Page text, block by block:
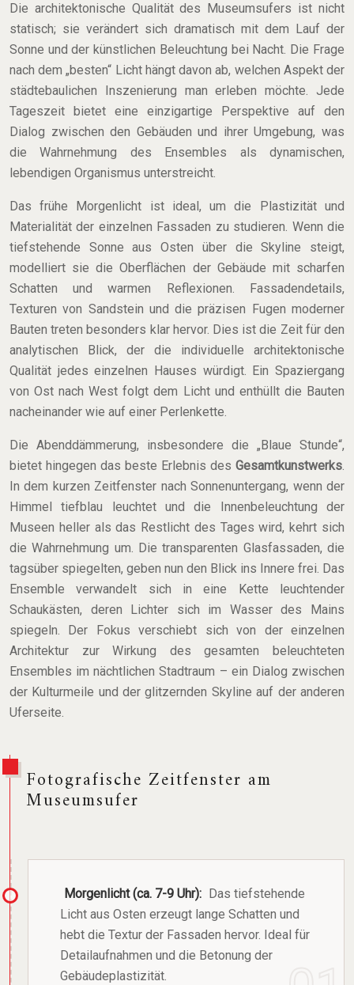
Die architektonische Qualität des Museumsufers ist nicht
statisch; sie verändert sich dramatisch mit dem Lauf der
Sonne und der künstlichen Beleuchtung bei Nacht. Die Frage
nach dem „besten“ Licht hängt davon ab, welchen Aspekt der
städtebaulichen Inszenierung man erleben möchte. Jede
Tageszeit bietet eine einzigartige Perspektive auf den
Dialog zwischen den Gebäuden und ihrer Umgebung, was
die Wahrnehmung des Ensembles als dynamischen,
lebendigen Organismus unterstreicht.
Das frühe Morgenlicht ist ideal, um die Plastizität und
Materialität der einzelnen Fassaden zu studieren. Wenn die
tiefstehende Sonne aus Osten über die Skyline steigt,
modelliert sie die Oberflächen der Gebäude mit scharfen
Schatten und warmen Reflexionen. Fassadendetails,
Texturen von Sandstein und die präzisen Fugen moderner
Bauten treten besonders klar hervor. Dies ist die Zeit für den
analytischen Blick, der die individuelle architektonische
Qualität jedes einzelnen Hauses würdigt. Ein Spaziergang
von Ost nach West folgt dem Licht und enthüllt die Bauten
nacheinander wie auf einer Perlenkette.
Die Abenddämmerung, insbesondere die „Blaue Stunde“,
bietet hingegen das beste Erlebnis des Gesamtkunstwerks.
In dem kurzen Zeitfenster nach Sonnenuntergang, wenn der
Himmel tiefblau leuchtet und die Innenbeleuchtung der
Museen heller als das Restlicht des Tages wird, kehrt sich
die Wahrnehmung um. Die transparenten Glasfassaden, die
tagsüber spiegelten, geben nun den Blick ins Innere frei. Das
Ensemble verwandelt sich in eine Kette leuchtender
Schaukästen, deren Lichter sich im Wasser des Mains
spiegeln. Der Fokus verschiebt sich von der einzelnen
Architektur zur Wirkung des gesamten beleuchteten
Ensembles im nächtlichen Stadtraum – ein Dialog zwischen
der Kulturmeile und der glitzernden Skyline auf der anderen
Uferseite.
Fotografische Zeitfenster am
Museumsufer
Morgenlicht (ca. 7-9 Uhr):
Das tiefstehende
Licht aus Osten erzeugt lange Schatten und
hebt die Textur der Fassaden hervor. Ideal für
Detailaufnahmen und die Betonung der
Gebäudeplastizität.